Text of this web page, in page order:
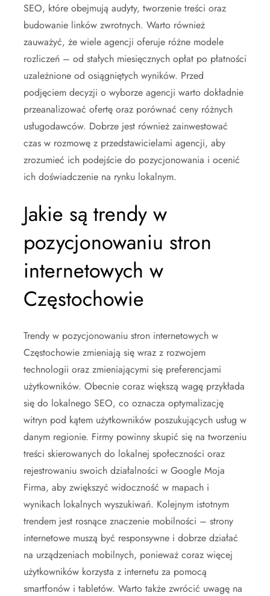
SEO, które obejmują audyty, tworzenie treści oraz
budowanie linków zwrotnych. Warto również
zauważyć, że wiele agencji oferuje różne modele
rozliczeń – od stałych miesięcznych opłat po płatności
uzależnione od osiągniętych wyników. Przed
podjęciem decyzji o wyborze agencji warto dokładnie
przeanalizować ofertę oraz porównać ceny różnych
usługodawców. Dobrze jest również zainwestować
czas w rozmowę z przedstawicielami agencji, aby
zrozumieć ich podejście do pozycjonowania i ocenić
ich doświadczenie na rynku lokalnym.
Jakie są trendy w
pozycjonowaniu stron
internetowych w
Częstochowie
Trendy w pozycjonowaniu stron internetowych w
Częstochowie zmieniają się wraz z rozwojem
technologii oraz zmieniającymi się preferencjami
użytkowników. Obecnie coraz większą wagę przykłada
się do lokalnego SEO, co oznacza optymalizację
witryn pod kątem użytkowników poszukujących usług w
danym regionie. Firmy powinny skupić się na tworzeniu
treści skierowanych do lokalnej społeczności oraz
rejestrowaniu swoich działalności w Google Moja
Firma, aby zwiększyć widoczność w mapach i
wynikach lokalnych wyszukiwań. Kolejnym istotnym
trendem jest rosnące znaczenie mobilności – strony
internetowe muszą być responsywne i dobrze działać
na urządzeniach mobilnych, ponieważ coraz więcej
użytkowników korzysta z internetu za pomocą
smartfonów i tabletów. Warto także zwrócić uwagę na